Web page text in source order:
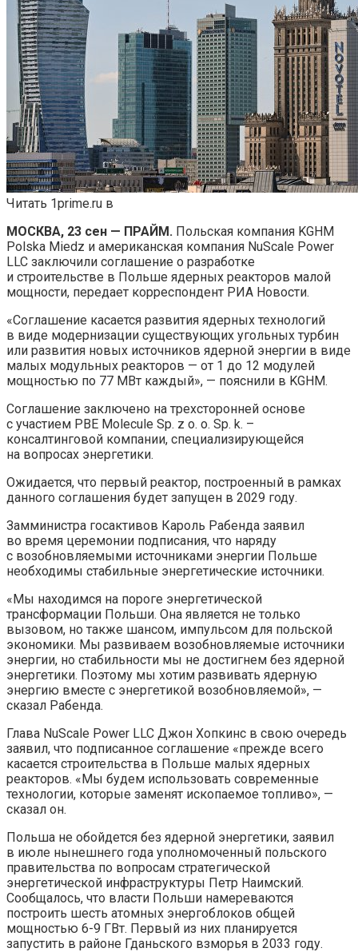
Читать 1prime.ru в
МОСКВА, 23 сен — ПРАЙМ. Польская компания KGHM
Polska Miedz и американская компания NuScale Power
LLC заключили соглашение о разработке
и строительстве в Польше ядерных реакторов малой
мощности, передает корреспондент РИА Новости.
«Соглашение касается развития ядерных технологий
в виде модернизации существующих угольных турбин
или развития новых источников ядерной энергии в виде
малых модульных реакторов — от 1 до 12 модулей
мощностью по 77 МВт каждый», — пояснили в KGHM.
Соглашение заключено на трехсторонней основе
с участием PBE Molecule Sp. z o. o. Sp. k. –
консалтинговой компании, специализирующейся
на вопросах энергетики.
Ожидается, что первый реактор, построенный в рамках
данного соглашения будет запущен в 2029 году.
Замминистра госактивов Кароль Рабенда заявил
во время церемонии подписания, что наряду
с возобновляемыми источниками энергии Польше
необходимы стабильные энергетические источники.
«Мы находимся на пороге энергетической
трансформации Польши. Она является не только
вызовом, но также шансом, импульсом для польской
экономики. Мы развиваем возобновляемые источники
энергии, но стабильности мы не достигнем без ядерной
энергетики. Поэтому мы хотим развивать ядерную
энергию вместе с энергетикой возобновляемой», —
сказал Рабенда.
Глава NuScale Power LLC Джон Хопкинс в свою очередь
заявил, что подписанное соглашение «прежде всего
касается строительства в Польше малых ядерных
реакторов. «Мы будем использовать современные
технологии, которые заменят ископаемое топливо», —
сказал он.
Польша не обойдется без ядерной энергетики, заявил
в июле нынешнего года уполномоченный польского
правительства по вопросам стратегической
энергетической инфраструктуры Петр Наимский.
Сообщалось, что власти Польши намереваются
построить шесть атомных энергоблоков общей
мощностью 6-9 ГВт. Первый из них планируется
запустить в районе Гданьского взморья в 2033 году.